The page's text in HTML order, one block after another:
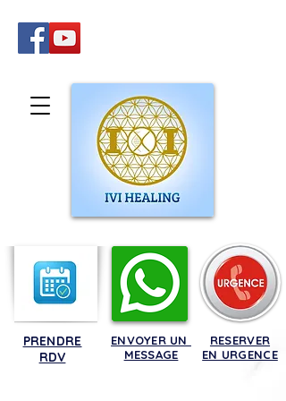
PRENDRE
RDV
ENVOYER UN
MESSAGE
RESERVER
EN URGENCE